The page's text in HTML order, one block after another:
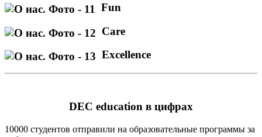
Fun
Care
Excellence
DEC education в цифрах
10000 студентов отправили на образовательные программы за